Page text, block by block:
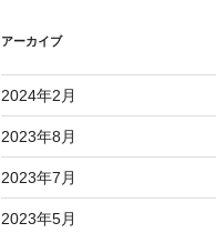
アーカイブ
2024年2月
2023年8月
2023年7月
2023年5月